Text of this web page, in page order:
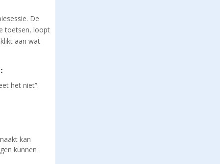
De
toetsen, loopt
aan wat
het niet”.
kan
kunnen